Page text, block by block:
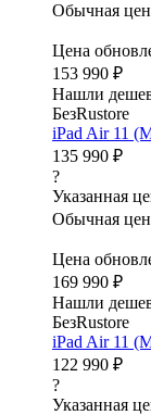
Обычная
Цена
153 990 ₽
Нашли
БезRustore
iPad Air 11
135 990 ₽
?
Указанная
Обычная
Цена
169 990 ₽
Нашли
БезRustore
iPad Air 11
122 990 ₽
?
Указанная